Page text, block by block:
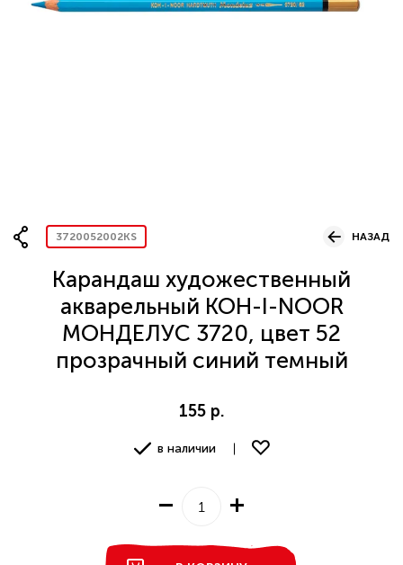
3720052002KS НАЗАД
Карандаш художественный
акварельный KOH-I-NOOR
МОНДЕЛУС 3720, цвет 52
прозрачный синий темный
155 р.
в наличии
Вопрос по представительству